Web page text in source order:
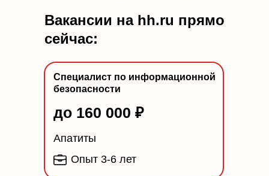
Вакансии на hh.ru прямо
сейчас:
Специалист по информационной
безопасности
до 160 000 ₽
Апатиты
Опыт 3-6 лет
в сфере IT
Попробуете себя в новой роли.
Сможете углубиться в бэкенд или
фронтенд и сменить направление